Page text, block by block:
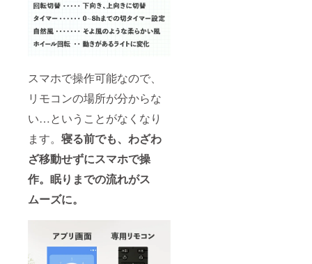
スマホで操作可能なので、
リモコンの場所が分からな
い…ということがなくなり
ます。 寝る前でも、わざわ
ざ移動せずにスマホで操
作。眠りまでの流れがス
ムーズに。